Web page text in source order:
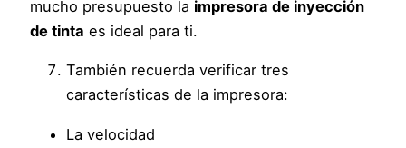
mucho presupuesto la impresora de inyección
de tinta es ideal para ti.
También recuerda verificar tres
características de la impresora:
La velocidad